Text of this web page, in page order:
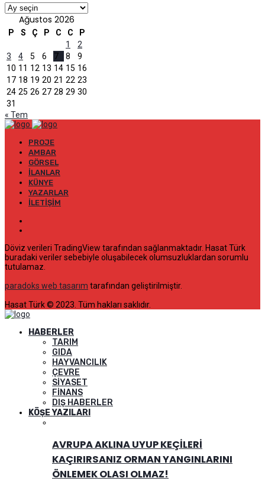
Arşivler
Ağustos 2026
P S Ç P C C
P
1
2
3
4 5 6 7 8
9
10 11 12 13 14 15 16
17 18 19 20 21 22 23
24 25 26 27 28 29 30
31
« Tem
PROJE
AMBAR
GÖRSEL
İLANLAR
KÜNYE
YAZARLAR
İLETIŞIM
Döviz verileri TradingView tarafından sağlanmaktadır. Hasat Türk
buradaki veriler sebebiyle oluşabilecek olumsuzluklardan sorumlu
tutulamaz.
paradoks web tasarım tarafından geliştirilmiştir.
Hasat Türk © 2023. Tüm hakları saklıdır.
HABERLER
TARIM
GIDA
HAYVANCILIK
ÇEVRE
SIYASET
FINANS
DIŞ HABERLER
KÖŞE YAZILARI
AVRUPA AKLINA UYUP KEÇILERI
KAÇIRIRSANIZ ORMAN YANGINLARINI
ÖNLEMEK OLASI OLMAZ!